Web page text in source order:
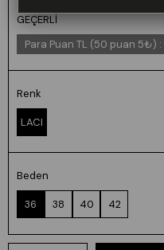
GEÇERLİ
Para Puan TL (50 puan 5₺) :
Renk
LACI
Beden
36 38 40 42